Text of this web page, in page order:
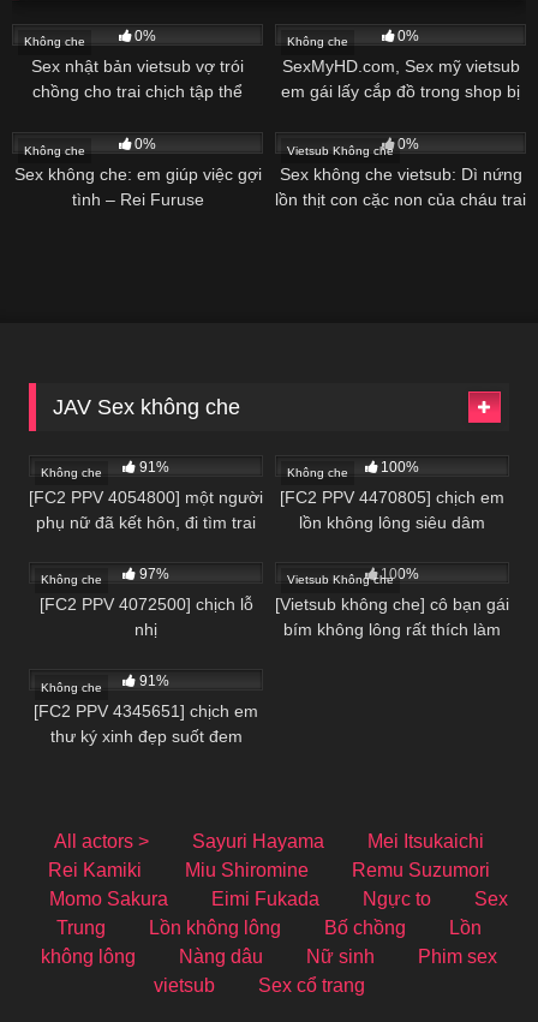
Không che 0%
Sex nhật bản vietsub vợ trói
chồng cho trai chịch tập thể
Không che 0%
SexMyHD.com, Sex mỹ vietsub
em gái lấy cắp đồ trong shop bị
Không che 0%
Sex không che: em giúp việc gợi
tình – Rei Furuse
Vietsub Không che 0%
Sex không che vietsub: Dì nứng
lồn thịt con cặc non của cháu trai
JAV Sex không che
Không che 91%
[FC2 PPV 4054800] một người
phụ nữ đã kết hôn, đi tìm trai
Không che 100%
[FC2 PPV 4470805] chịch em
lồn không lông siêu dâm
Không che 97%
[FC2 PPV 4072500] chịch lỗ
nhị
Vietsub Không che100%
[Vietsub không che] cô bạn gái
bím không lông rất thích làm
Không che 91%
[FC2 PPV 4345651] chịch em
thư ký xinh đẹp suốt đem
All actors > Sayuri Hayama
Mei Itsukaichi
Rei Kamiki
Miu Shiromine
Remu Suzumori
Momo Sakura
Eimi Fukada Ngực to
Sex
Trung
Lồn không lông Bố chồng
Lồn
không lông
Nàng dâu Nữ sinh
Phim sex
vietsub
Sex cổ trang